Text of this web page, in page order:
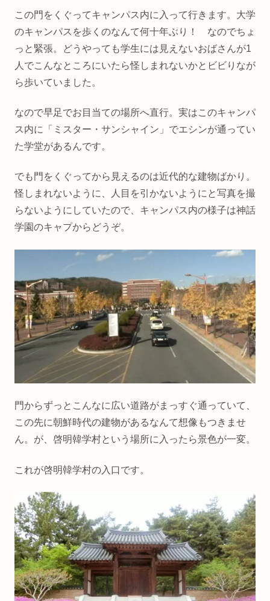
この門をくぐってキャンパス内に入って行きます。大学
のキャンパスを歩くのなんて何十年ぶり！ なのでちょ
っと緊張。どうやっても学生には見えないおばさんが1
人でこんなところにいたら怪しまれないかとビビりなが
ら歩いていました。
なので早足でお目当ての場所へ直行。実はこのキャンパ
ス内に「ミスター・サンシャイン」でエシンが通ってい
た学堂があるんです。
でも門をくぐってから見えるのは近代的な建物ばかり。
怪しまれないように、人目を引かないようにと写真を撮
らないようにしていたので、キャンパス内の様子は神話
学園のキャプからどうぞ。
門からずっとこんなに広い道路がまっすぐ通っていて、
この先に朝鮮時代の建物があるなんて想像もつきませ
ん。が、啓明韓学村という場所に入ったら景色が一変。
これが啓明韓学村の入口です。